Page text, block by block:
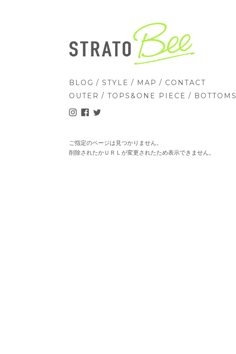
BLOG / STYLE / MAP / CONTACT
OUTER / TOPS&ONE PIECE / BOTTOMS
ご指定のページは見つかりません。
削除されたかＵＲＬが変更されたため表示できません。